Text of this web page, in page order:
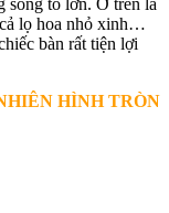
cả lọ hoa nhỏ xinh…
bàn rất tiện lợi
HÌNH TRÒN